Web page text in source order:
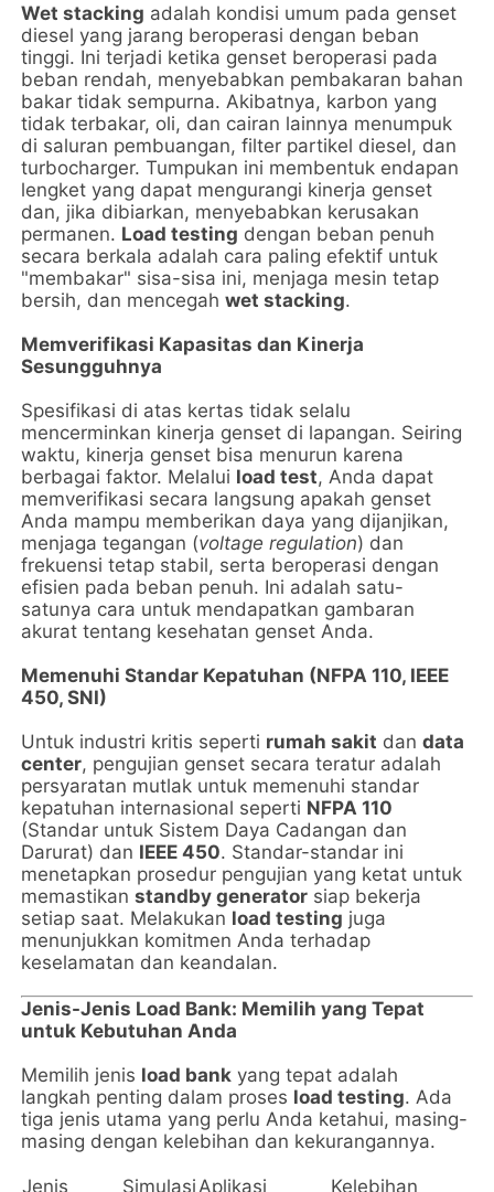
Wet stacking adalah kondisi umum pada genset
diesel yang jarang beroperasi dengan beban
tinggi. Ini terjadi ketika genset beroperasi pada
beban rendah, menyebabkan pembakaran bahan
bakar tidak sempurna. Akibatnya, karbon yang
tidak terbakar, oli, dan cairan lainnya menumpuk
di saluran pembuangan, filter partikel diesel, dan
turbocharger. Tumpukan ini membentuk endapan
lengket yang dapat mengurangi kinerja genset
dan, jika dibiarkan, menyebabkan kerusakan
permanen. Load testing dengan beban penuh
secara berkala adalah cara paling efektif untuk
"membakar" sisa-sisa ini, menjaga mesin tetap
bersih, dan mencegahwet stacking.
Memverifikasi Kapasitas dan Kinerja
Sesungguhnya
Spesifikasi di atas kertas tidak selalu
mencerminkan kinerja genset di lapangan. Seiring
waktu, kinerja genset bisa menurun karena
berbagai faktor. Melalui load test, Anda dapat
memverifikasi secara langsung apakah genset
Anda mampu memberikan daya yang dijanjikan,
menjaga tegangan (voltage regulation) dan
frekuensi tetap stabil, serta beroperasi dengan
efisien pada beban penuh. Ini adalah satu-
satunya cara untuk mendapatkan gambaran
akurat tentang kesehatan genset Anda.
Memenuhi Standar Kepatuhan (NFPA 110, IEEE
450, SNI)
Untuk industri kritis seperti rumah sakit dandata
center, pengujian genset secara teratur adalah
persyaratan mutlak untuk memenuhi standar
kepatuhan internasional seperti NFPA 110
(Standar untuk Sistem Daya Cadangan dan
Darurat) dan IEEE 450. Standar-standar ini
menetapkan prosedur pengujian yang ketat untuk
memastikanstandby generator siap bekerja
setiap saat. Melakukan load testing juga
menunjukkan komitmen Anda terhadap
keselamatan dan keandalan.
Jenis-Jenis Load Bank: Memilih yang Tepat
untuk Kebutuhan Anda
Memilih jenis load bank yang tepat adalah
langkah penting dalam proses load testing. Ada
tiga jenis utama yang perlu Anda ketahui, masing-
masing dengan kelebihan dan kekurangannya.
Jenis Simulasi Aplikasi Kelebihan